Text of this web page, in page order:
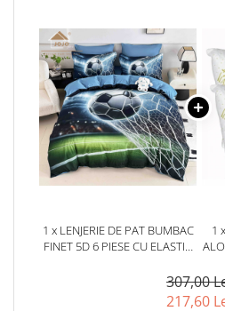
1 x LENJERIE DE PAT BUMBAC
FINET 5D 6 PIESE CU ELASTIC
1
307,00
217,60